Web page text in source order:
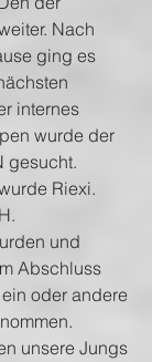
Nach
ging es
internes
wurde der
gesucht.
Riexi.
und
Abschluss
oder andere
unsere Jungs